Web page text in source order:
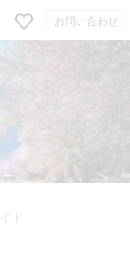
お問い合わせ
ド